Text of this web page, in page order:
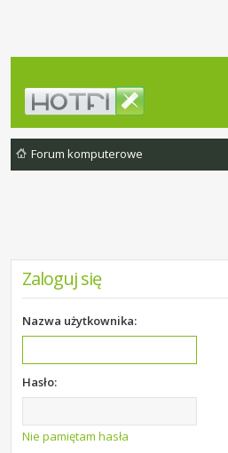
Forum komputerowe
Zaloguj się
Nazwa użytkownika:
Hasło:
Nie pamiętam hasła